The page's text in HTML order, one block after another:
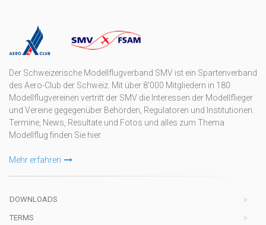
Der Schweizerische Modellflugverband SMV ist ein Spartenverband
des Aero-Club der Schweiz. Mit über 8'000 Mitgliedern in 180
Modellflugvereinen vertritt der SMV die Interessen der Modellflieger
und Vereine gegegenüber Behörden, Regulatoren und Institutionen.
Termine, News, Resultate und Fotos und alles zum Thema
Modellflug finden Sie hier.
Mehr erfahren
DOWNLOADS
TERMS